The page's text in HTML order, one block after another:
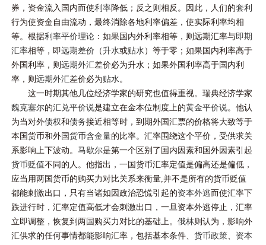
券，资金流入国内而使利率降低；反之则相反。因此，人们的套利
行为使资金自由流动，最终消除各地利率偏差，使实际利率均相
等。根据利率平价理论 ：如果国内外利率相等，则远期汇率与即期
汇率相等，即远期差价 （升水或贴水）等于零；如果国内利率高于
外国利率，则远期外汇差价必为升水；如果外国利率高于国内利
率，则远期外汇差价必为贴水。
这一时期其他几位经济学家的研究也值得重视。瑞典经济学家
魏克塞尔的汇兑平价说是建立在金本位制度上的黄金平价说。他认
为当对外债权和债务接近相等时，到期外国汇票的价格将大致等于
本国货币和外国货币含金量的比率。汇率围绕这个平价，受供求关
系影响上下波动。马歇尔是第一个区别了国内因素和国外因素引起
货币贬值不同的人。他指出，一国货币汇率定值是偏高还是偏低，
应当用两国货币的购买力对比关系来衡量,并不是所有的货币贬值
都能刺激出口，只有当诸如因政治恐慌引起的资本外逃而使汇率下
跌进行时，汇率定值高低才会刺激出口，一旦资本外逃停止，汇率
立即调整，恢复到两国购买力对比的基础上。俄林则认为，影响外
汇供求的任何事情都能影响汇率，包括基本条件、货币政策、 资本